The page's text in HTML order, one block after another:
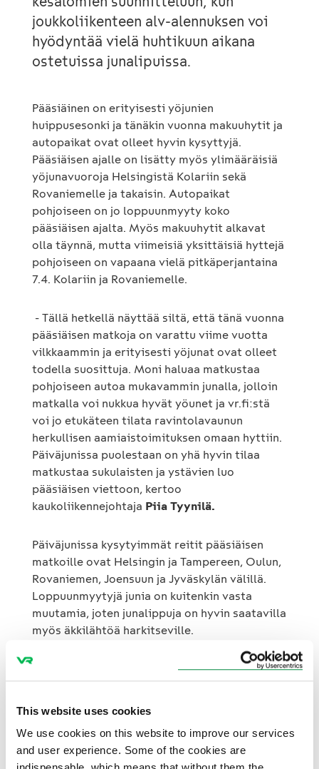
This website uses cookies
We use cookies on this website to improve our services
and user experience. Some of the cookies are
joukkoliikenteen alv-alennuksen voi
hyödyntää vielä huhtikuun aikana
ostetuissa junalipuissa.
Pääsiäinen on erityisesti yöjunien
huippusesonki ja tänäkin vuonna makuuhytit ja
autopaikat ovat olleet hyvin kysyttyjä.
Pääsiäisen ajalle on lisätty myös ylimääräisiä
yöjunavuoroja Helsingistä Kolariin sekä
Rovaniemelle ja takaisin. Autopaikat
pohjoiseen on jo loppuunmyyty koko
pääsiäisen ajalta. Myös makuuhytit alkavat
olla täynnä, mutta viimeisiä yksittäisiä hyttejä
pohjoiseen on vapaana vielä pitkäperjantaina
7.4. Kolariin ja Rovaniemelle.
- Tällä hetkellä näyttää siltä, että tänä vuonna
pääsiäisen matkoja on varattu viime vuotta
vilkkaammin ja erityisesti yöjunat ovat olleet
todella suosittuja. Moni haluaa matkustaa
pohjoiseen autoa mukavammin junalla, jolloin
matkalla voi nukkua hyvät yöunet ja vr.fi:stä
voi jo etukäteen tilata ravintolavaunun
herkullisen aamiaistoimituksen omaan hyttiin.
Päiväjunissa puolestaan on yhä hyvin tilaa
matkustaa sukulaisten ja ystävien luo
pääsiäisen viettoon, kertoo
kaukoliikennejohtaja Piia Tyynilä.
Päiväjunissa kysytyimmät reitit pääsiäisen
matkoille ovat Helsingin ja Tampereen, Oulun,
Rovaniemen, Joensuun ja Jyväskylän välillä.
Loppuunmyytyjä junia on kuitenkin vasta
muutamia, joten junalippuja on hyvin saatavilla
myös äkkilähtöä harkitseville.
Pääsiäisenä junien aikatauluissa on pieniä
muutoksia verrattuna tavalliseen
vastaamaan viikonloppuliikennettä. Torstain
6.4. aikataulut muistuttavat perjantain